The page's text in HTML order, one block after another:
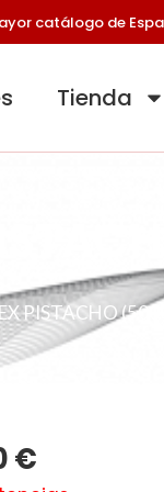
catálogo de
Tienda
PISTACHO
€